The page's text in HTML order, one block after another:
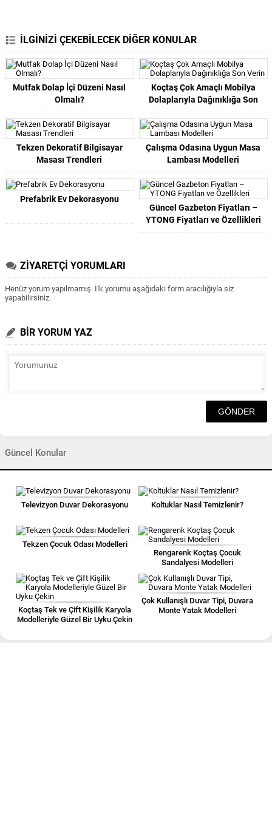
İLGİNİZİ ÇEKEBİLECEK DİĞER KONULAR
Mutfak Dolap İçi Düzeni Nasıl
Olmalı?
Koçtaş Çok Amaçlı Mobilya
Dolaplarıyla Dağınıklığa Son
Verin
Tekzen Dekoratif Bilgisayar
Masası Trendleri
Çalışma Odasına Uygun Masa
Lambası Modelleri
Prefabrik Ev Dekorasyonu
Güncel Gazbeton Fiyatları –
YTONG Fiyatları ve Özellikleri
ZİYARETÇİ YORUMLARI
Henüz yorum yapılmamış. İlk yorumu aşağıdaki form aracılığıyla siz
yapabilirsiniz.
BİR YORUM YAZ
Güncel Konular
Televizyon Duvar Dekorasyonu Koltuklar Nasıl Temizlenir?
Tekzen Çocuk Odası Modelleri
Rengarenk Koçtaş Çocuk
Sandalyesi Modelleri
Koçtaş Tek ve Çift Kişilik Karyola
Modelleriyle Güzel Bir Uyku Çekin
Çok Kullanışlı Duvar Tipi, Duvara
Monte Yatak Modelleri